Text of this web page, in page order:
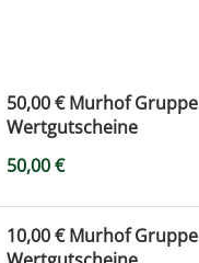
50,00 € Murhof Gruppe
Wertgutscheine
50,00€
10,00 € Murhof Gruppe